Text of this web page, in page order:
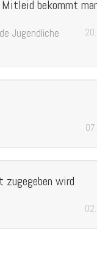
bekommt
Jugendliche
wird